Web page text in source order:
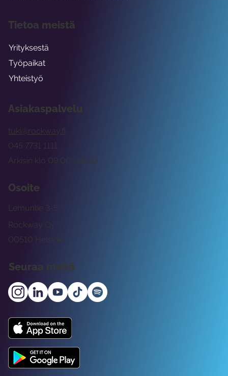
Asiakaspalvelu
tuki@rockway.fi
Arkisin klo 09:00 -15:00
045 7731 1111
Osoite
Rockway Oy
Lemuntie 3-5
00510 Helsinki
Seuraa meitä
Tietoa meistä
Yrityksestä
Työpaikat
Yhteistyö